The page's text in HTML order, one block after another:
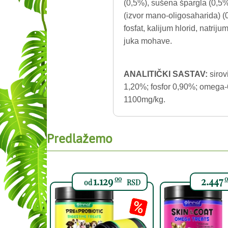
(0,5%), sušena špargla
(izvor mano-oligosaharida)
fosfat, kalijum hlorid,
juka mohave.
ANALITIČKI SASTAV:
1,20%; fosfor 0,90%;
1100mg/kg.
Predlažemo
od1.12900 RSD 2.447